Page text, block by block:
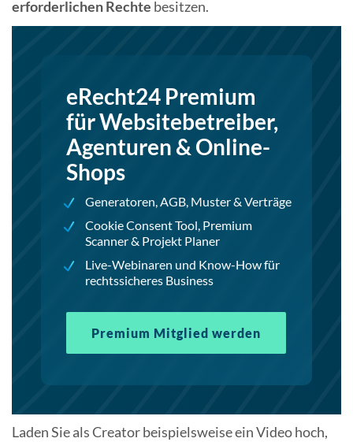
erforderlichen Rechte besitzen.
eRecht24 Premium
für Websitebetreiber,
Agenturen & Online-
Shops
Generatoren, AGB, Muster & Verträge
Cookie Consent Tool, Premium
Scanner & Projekt Planer
Live-Webinaren und Know-How für
rechtssicheres Business
Premium Mitglied werden
Laden Sie als Creator beispielsweise ein Video hoch,